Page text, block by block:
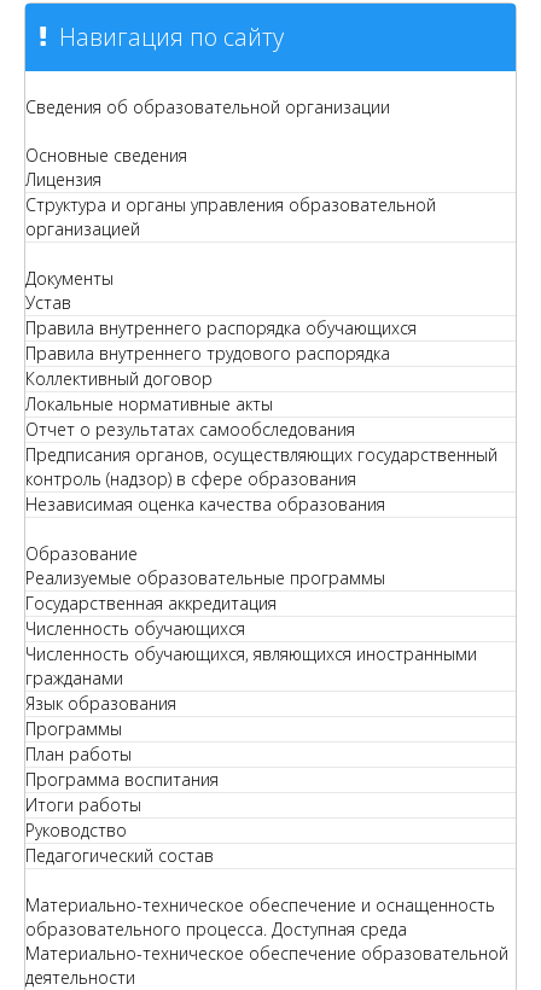
Навигация по сайту
Сведения об образовательной организации
Основные сведения
Лицензия
Структура и органы управления образовательной
организацией
Документы
Устав
Правила внутреннего распорядка обучающихся
Правила внутреннего трудового распорядка
Коллективный договор
Локальные нормативные акты
Отчет о результатах самообследования
Предписания органов, осуществляющих государственный
контроль (надзор) в сфере образования
Независимая оценка качества образования
Образование
Реализуемые образовательные программы
Государственная аккредитация
Численность обучающихся
Численность обучающихся, являющихся иностранными
гражданами
Язык образования
Программы
План работы
Программа воспитания
Итоги работы
Руководство
Педагогический состав
Материально-техническое обеспечение и оснащенность
образовательного процесса. Доступная среда
Материально-техническое обеспечение образовательной
деятельности